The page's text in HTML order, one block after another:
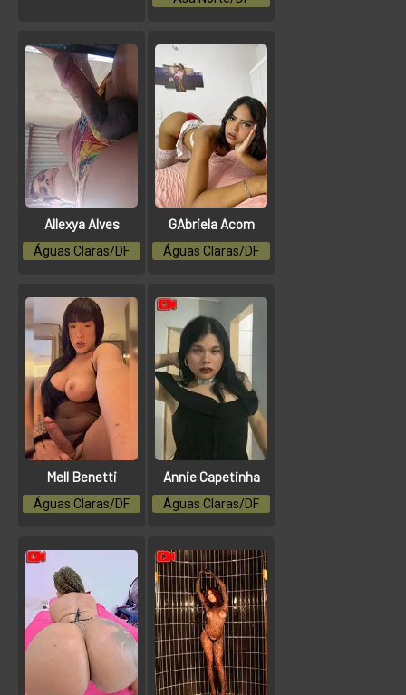
Allexya Alves
Águas Claras/DF
GAbriela Acom
Águas Claras/DF
Mell Benetti
Águas Claras/DF
Annie Capetinha
Águas Claras/DF